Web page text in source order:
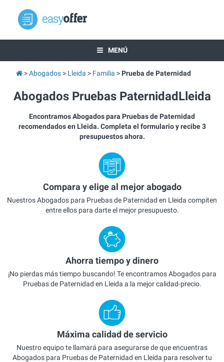
MENÚ
Abogados Lleida Familia Prueba de Paternidad
Abogados Pruebas PaternidadLleida
Encontramos Abogados para Pruebas de Paternidad
recomendados en Lleida. Completa el formulario y recibe 3
presupuestos ahora.
Compara y elige al mejor abogado
Nuestros Abogados para Pruebas de Paternidad en Lleida compiten
entre ellos para darte el mejor presupuesto.
Ahorra tiempo y dinero
¡No pierdas más tiempo buscando! Te encontramos Abogados para
Pruebas de Paternidad en Lleida a la mejor calidad-precio.
Máxima calidad de servicio
Nuestro equipo te llamará para asegurarse de que encuentras
Abogados para Pruebas de Paternidad en Lleida para resolver tu